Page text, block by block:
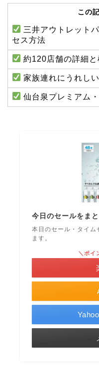
この
三井アウトレット
セス方法
約120店舗の詳細
家族連れにうれし
仙台泉プレミアム
今日のセールをま
本日のセール・タイム
ます。
＼ポイ